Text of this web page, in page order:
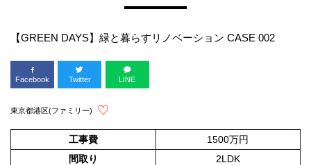
【GREEN DAYS】緑と暮らすリノベーション CASE 002
Facebook Twitter LINE
東京都港区(ファミリー)
工事費
1500万円
間取り
2LDK